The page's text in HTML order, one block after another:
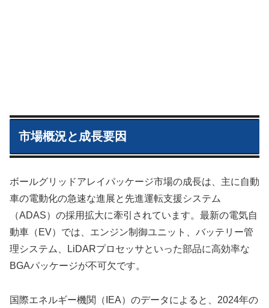
市場概況と成長要因
ボールグリッドアレイパッケージ市場の成長は、主に自動
車の電動化の急速な進展と先進運転支援システム
（ADAS）の採用拡大に牽引されています。最新の電気自
動車（EV）では、エンジン制御ユニット、バッテリー管
理システム、LiDARプロセッサといった部品に高効率な
BGAパッケージが不可欠です。
国際エネルギー機関（IEA）のデータによると、2024年の